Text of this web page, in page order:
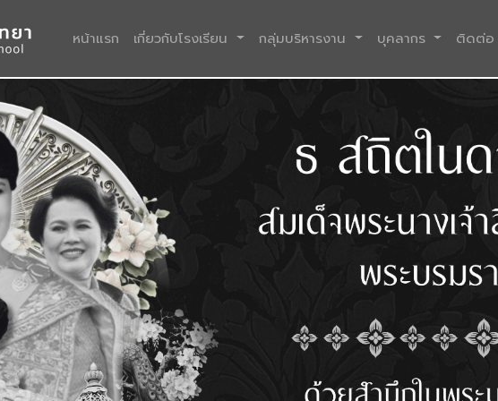
หน้าแรก (current)
เกี่ยวกับโรงเรียน กลุ่มบริหารงาน บุคลากร ติดต่อ